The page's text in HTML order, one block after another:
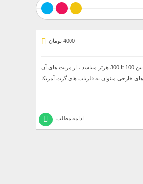
4000 تومان
کتاب لوپ مسطح کتاب لوپ مسطح : فلزیاب فرکانس پایین : منظور از فرکانس پایین بودن فرکانسی مابین 100 تا 300 هرتز میباشد ، از مزیت های آن
های خارجی میتوان به فلزیاب های گرت آمریکا
ادامه مطلب